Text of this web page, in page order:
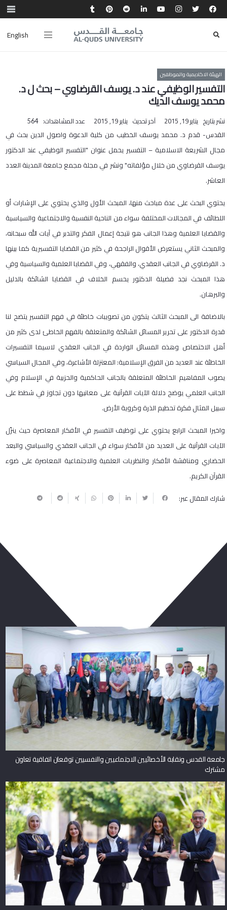
English
الهيئة الاكاديمية والموظفين
التفسير الوظيفي عند د. يوسف القرضاوي – بحث ل د.
محمد يوسف الديك
نشر بتاريخ يناير 19, 2015 آخر تحديث يناير 19, 2015 عدد المشاهدات: 564
القدس- قدم د. محمد يوسف الخطيب من كلية الدعوة واصول الدين بحث في
مجال الشريعة الاسلامية – التفسير يحمل عنوان "التفسير الوظيفي عند الدكتور
يوسف القرضاوي من خلال مؤلفاته" ونشر في مجلة مجمع جامعة المدينة العدد
العاشر.
يحتوي البحث على عدة مباحث منها، المبحث الأول والذي يحتوي على الإشارات أو
اللطائف في المجالات المختلفة سواء من الناحية النفسية والاجتماعية والسياسية
والقضايا العلمية وهذا الجانب هو نتيجة إعمال الفكر والتدبر في آيات الله سبحانه،
والمبحث الثاني يستعرض الأقوال الراجحة في كثير من القضايا التفسيرية كما بينها
د. القرضاوي في الجانب العقدي، والفقهي، وفي القضايا العلمية والسياسية وفي
هذا المبحث نجد فضيلة الدكتور يحسم الخلاف في القضايا الشائكة بالدليل
والبرهان.
بالاضافة الى المبحث الثالث يتكون من تصويبات خاطئة في فهم التفسير يتضح لنا
قدرة الدكتور على تحرير المسائل الشائكة والمتعلقة بالفهم الخاطئ لدى كثير من
أهل الاختصاص وهذه المسائل الواردة في الجانب العقدي لاسيما التفسيرات
الخاطئة عند العديد من الفرق الإسلامية: المعتزلة الأشاعرة، وفي المجال السياسي
يصوب المفاهيم الخاطئة المتعلقة بالجانب الحاكمية والحزبية في الإسلام وفي
الجانب العلمي يوضح دلالة الآيات القرآنية على معانيها دون تجاوز في شطط على
سبيل المثال فكرة تحطيم الذرة وكروية الأرض.
واخيرا المبحث الرابع يحتوي على توظيف التفسير في الأفكار المعاصرة حيث ينزّل
الآيات القرآنية على العديد من الأفكار سواء في الجانب العقدي والسياسي والبعد
الحضاري ومناقشة الأفكار والنظريات العلمية والاجتماعية المعاصرة على ضوء
القرآن الكريم.
شارك المقال عبر:
جامعة القدس ونقابة الأخصائيين الاجتماعيين والنفسيين توقعان اتفاقية تعاون
مشترك